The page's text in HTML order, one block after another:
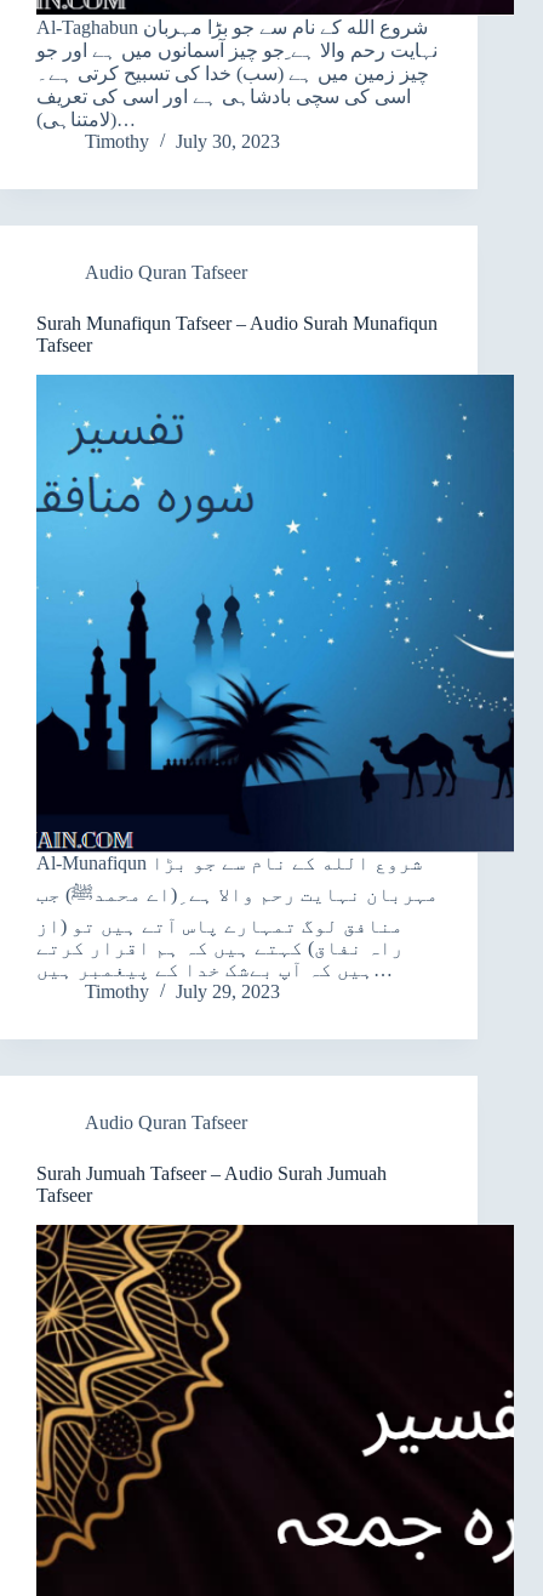
Al-Taghabun شروع الله کے نام سے جو بڑا مہربان
نہایت رحم والا ہے ِجو چیز آسمانوں میں ہے اور جو
چیز زمین میں ہے (سب) خدا کی تسبیح کرتی ہے۔
اسی کی سچی بادشاہی ہے اور اسی کی تعریف
(لامتناہی)…
Timothy
July 30, 2023
Audio Quran Tafseer
Surah Munafiqun Tafseer – Audio Surah Munafiqun
Tafseer
Al-Munafiqun شروع الله کے نام سے جو بڑا
مہربان نہایت رحم والا ہے ِ(اے محمدﷺ) جب
منافق لوگ تمہارے پاس آتے ہیں تو (از
راہ نفاق) کہتے ہیں کہ ہم اقرار کرتے
ہیں کہ آپ بےشک خدا کے پیغمبر ہیں…
Timothy
July 29, 2023
Audio Quran Tafseer
Surah Jumuah Tafseer – Audio Surah Jumuah
Tafseer